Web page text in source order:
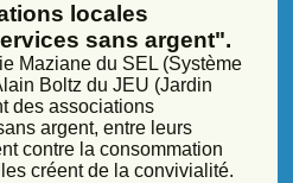
locales
sans argent".
Maziane du SEL (Système
Boltz du JEU (Jardin
des associations
argent, entre leurs
contre la consommation
créent de la convivialité.